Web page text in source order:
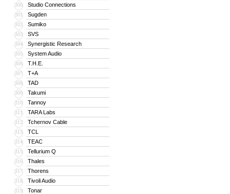
300 Studio Connections
301 Sugden
302 Sumiko
303 SVS
304 Synergistic Research
305 System Audio
306 T.H.E.
307 T+A
308 TAD
309 Takumi
310 Tannoy
311 TARA Labs
312 Tchernov Cable
313 TCL
314 TEAC
315 Tellurium Q
316 Thales
317 Thorens
318 Tivoli Audio
319 Tonar